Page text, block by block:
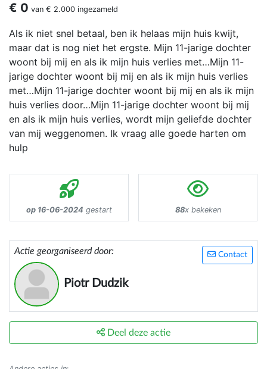
€ 0 van € 2.000 ingezameld
Als ik niet snel betaal, ben ik helaas mijn huis kwijt,
maar dat is nog niet het ergste. Mijn 11-jarige dochter
woont bij mij en als ik mijn huis verlies met…Mijn 11-
jarige dochter woont bij mij en als ik mijn huis verlies
met…Mijn 11-jarige dochter woont bij mij en als ik mijn
huis verlies door…Mijn 11-jarige dochter woont bij mij
en als ik mijn huis verlies, wordt mijn geliefde dochter
van mij weggenomen. Ik vraag alle goede harten om
hulp
op 16-06-2024 gestart 88x bekeken
Contact
Actie georganiseerd door:
Piotr Dudzik
Deel deze actie